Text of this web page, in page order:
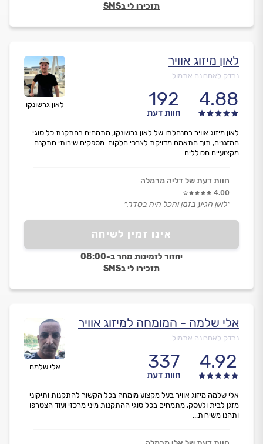
תזכירו לי בSMS
לאון גרשונקו
לאון מיזוג אוויר
נבדק לאחרונה אתמול
4.88
192
חוות דעת
אינו זמין לשיחה
יחזור לזמינות מחר ב-08:00
תזכירו לי בSMS
לאון מיזוג אוויר בהנהלתו של לאון גרשונקו, מתמחים בהתקנת כל סוגי
המזגנים, תוך התאמה מדויקת לצרכי הלקוח. מספקים שירותי התקנה
מקצועיים הכוללים...
חוות דעת של דליה מרמלה
4.00
״לאון הגיע בזמן והכל היה בסדר.״
אלי שלמה
אלי שלמה - המומחה למיזוג אוויר
נבדק לאחרונה אתמול
4.92
337
חוות דעת
אלי שלמה מיזוג אוויר בעל מקצוע מומחה בכל הקשור להתקנות ותיקוני
מזגן לבית ולעסק, מתמחים בכל סוגי ההתקנות מיני מרכזי ועוד הצטרפו
ותהנו משירות...